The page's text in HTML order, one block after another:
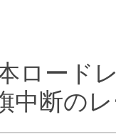
ロード
中断の